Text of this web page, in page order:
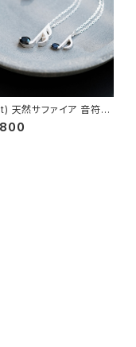
天然サファイア 音符
ックレス シルバー925